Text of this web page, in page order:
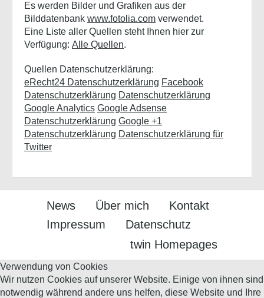
Es werden Bilder und Grafiken aus der
Bilddatenbank www.fotolia.com verwendet.
Eine Liste aller Quellen steht Ihnen hier zur
Verfügung: Alle Quellen.
Quellen Datenschutzerklärung:
eRecht24 Datenschutzerklärung Facebook
Datenschutzerklärung Datenschutzerklärung
Google Analytics Google Adsense
Datenschutzerklärung Google +1
Datenschutzerklärung Datenschutzerklärung für
Twitter
News Über mich
Kontakt
Impressum
Datenschutz
twin Homepages
Verwendung von Cookies
Wir nutzen Cookies auf unserer Website. Einige von ihnen sind
notwendig während andere uns helfen, diese Website und Ihre